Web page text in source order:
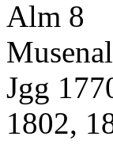
Alm 8
Jgg
1802,